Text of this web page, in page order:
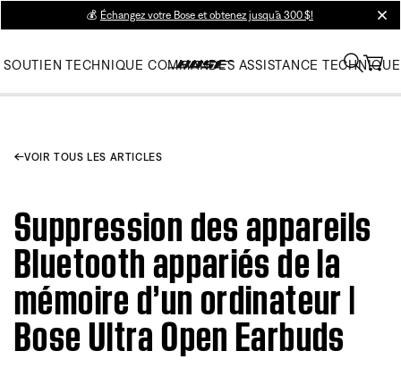
💰 Échangez votre Bose et obtenez jusqu’à 300 $!
SOUTIEN TECHNIQUE COMMANDES ASSISTANCE TECHNIQUE
VOIR TOUS LES ARTICLES
Suppression des appareils
Bluetooth appariés de la
mémoire d’un ordinateur |
Bose Ultra Open Earbuds